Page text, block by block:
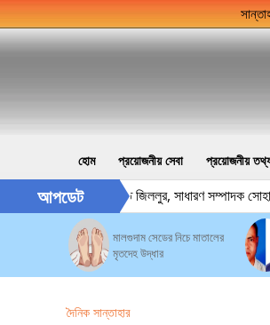
হোম প্রয়োজনীয় সেবা প্রয়োজনীয়
আপডেট
প্রেসক্লাবের সভাপতি জিললুর, সাধারণ সম্পাদক সোহাগ
মালগুদাম সেডের নিচে মাতালের
মৃতদেহ উদ্ধার
দৈনিক সান্তাহার